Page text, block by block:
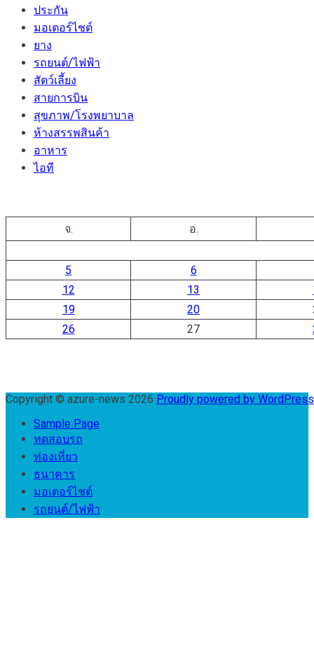
ประกัน
มอเตอร์ไชต์
ยาง
รถยนต์/ไฟฟ้า
สัตว์เลี้ยง
สายการบิน
สุขภาพ/โรงพยาบาล
ห้างสรรพสินค้า
อาหาร
ไอที
จ. อ.
5
6
12
13
19
20
26
27
Copyright © azure-news 2026 Proudly powered by
Sample Page
ทดสอบรถ
ท่องเที่ยว
ธนาคาร
มอเตอร์ไชต์
รถยนต์/ไฟฟ้า